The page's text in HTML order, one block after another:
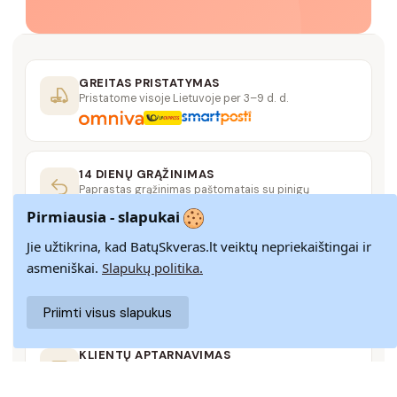
GREITAS PRISTATYMAS
Pristatome visoje Lietuvoje per 3–9 d. d.
14 DIENŲ GRĄŽINIMAS
Paprastas grąžinimas paštomatais su pinigų
SAUGUS MOKĖJIMAS
SSL šifravimas užtikrina aukščiausią jūsų duomenų
saugumo lygį
KLIENTŲ APTARNAVIMAS
Pirmiausia - slapukai
Jie užtikrina, kad BatųSkveras.lt veiktų nepriekaištingai ir
asmeniškai. Slapukų politika.
Priimti visus slapukus